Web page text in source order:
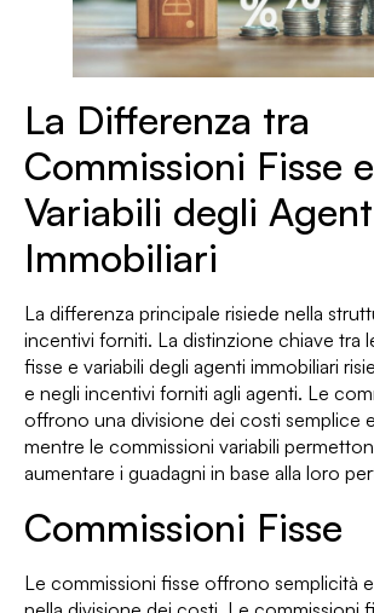
La Differenza tra
Commissioni Fisse e
Variabili degli
Immobiliari
La differenza principale risiede nella
incentivi forniti. La distinzione chiave tra
fisse e variabili degli agenti immobiliari
e negli incentivi forniti agli agenti. Le
offrono una divisione dei costi semplice
mentre le commissioni variabili
aumentare i guadagni in base alla loro
Commissioni Fisse
Le commissioni fisse offrono semplicità